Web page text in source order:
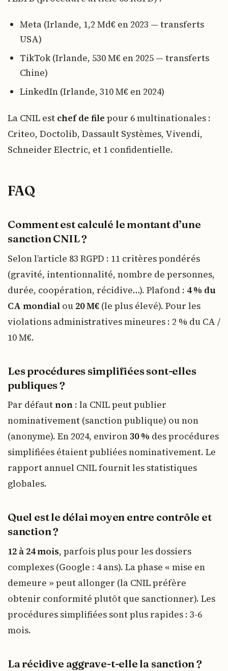
Meta (Irlande, 1,2 Md€ en 2023 — transferts
USA)
TikTok (Irlande, 530 M€ en 2025 — transferts
Chine)
LinkedIn (Irlande, 310 M€ en 2024)
La CNIL est chef de file pour 6 multinationales :
Criteo, Doctolib, Dassault Systèmes, Vivendi,
Schneider Electric, et 1 confidentielle.
FAQ
Comment est calculé le montant d’une
sanction CNIL ?
Selon l’article 83 RGPD : 11 critères pondérés
(gravité, intentionnalité, nombre de personnes,
durée, coopération, récidive…). Plafond : 4 % du
CA mondial ou 20 M€ (le plus élevé). Pour les
violations administratives mineures : 2 % du CA /
10 M€.
Les procédures simplifiées sont-elles
publiques ?
Par défautnon : la CNIL peut publier
nominativement (sanction publique) ou non
(anonyme). En 2024, environ30 % des procédures
simplifiées étaient publiées nominativement. Le
rapport annuel CNIL fournit les statistiques
globales.
Quel est le délai moyen entre contrôle et
sanction ?
12 à 24 mois, parfois plus pour les dossiers
complexes (Google : 4 ans). La phase « mise en
demeure » peut allonger (la CNIL préfère
obtenir conformité plutôt que sanctionner). Les
procédures simplifiées sont plus rapides : 3-6
mois.
La récidive aggrave-t-elle la sanction ?